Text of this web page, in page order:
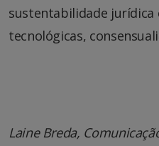
sustentabilidade jurídica
tecnológicas,
Laine Breda,